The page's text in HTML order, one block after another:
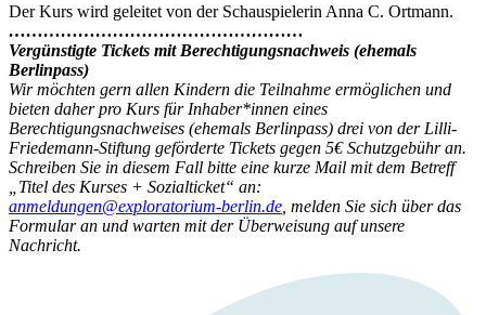
Der Kurs wird geleitet von der Schauspielerin Anna C. Ortmann.
……………………………………………
Vergünstigte Tickets mit Berechtigungsnachweis (ehemals
Berlinpass)
Wir möchten gern allen Kindern die Teilnahme ermöglichen und
bieten daher pro Kurs für Inhaber*innen eines
Berechtigungsnachweises (ehemals Berlinpass) drei von der Lilli-
Friedemann-Stiftung geförderte Tickets gegen 5€ Schutzgebühr an.
Schreiben Sie in diesem Fall bitte eine kurze Mail mit dem Betreff
„Titel des Kurses + Sozialticket“ an:
anmeldungen@exploratorium-berlin.de , melden Sie sich über das
Formular an und warten mit der Überweisung auf unsere
Nachricht.